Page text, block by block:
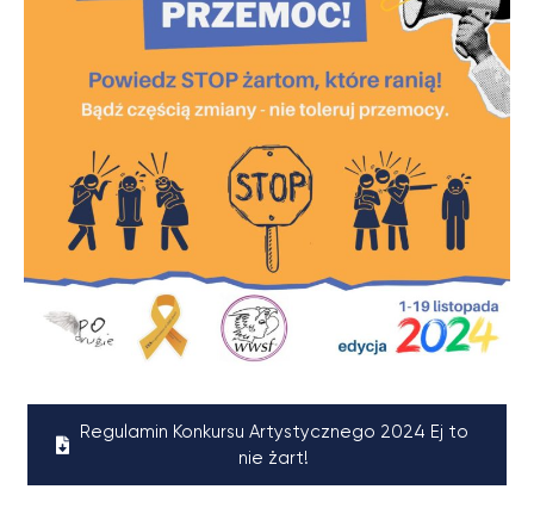
Regulamin Konkursu Artystycznego 2024 Ej to
nie żart!